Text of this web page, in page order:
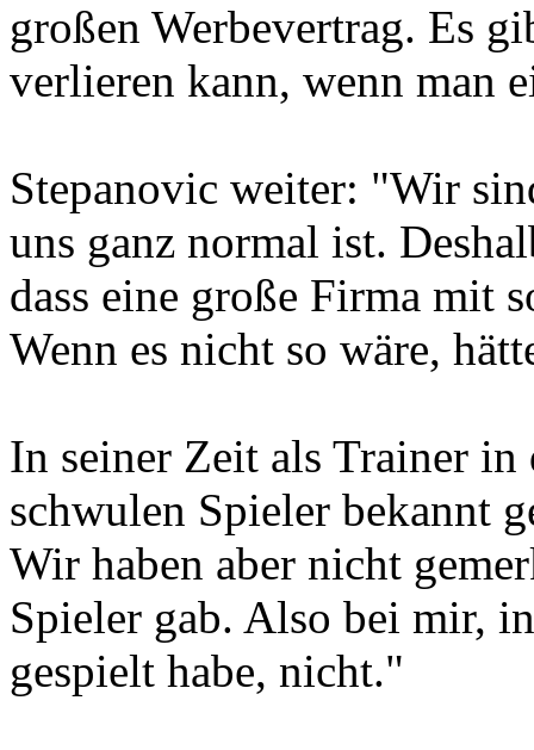
großen Werbevertrag. Es
verlieren kann, wenn man
Stepanovic weiter: "Wir
uns ganz normal ist.
dass eine große Firma mit
Wenn es nicht so wäre,
In seiner Zeit als Trainer in
schwulen Spieler bekannt
Wir haben aber nicht
Spieler gab. Also bei mir,
gespielt habe, nicht."